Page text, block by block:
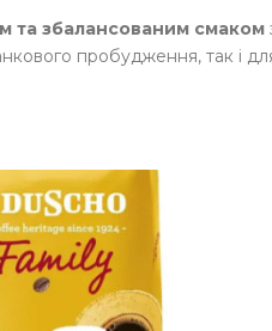
та збалансованим смаком
пробудження, так і